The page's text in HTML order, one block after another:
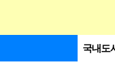
국내도